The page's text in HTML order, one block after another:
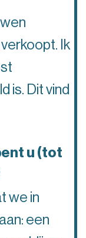
Ik
is. Dit vind
u (tot
we in
een